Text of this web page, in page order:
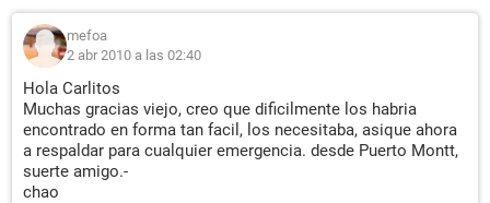
mefoa
2 abr 2010 a las 02:40
Hola Carlitos
Muchas gracias viejo, creo que dificilmente los habria
encontrado en forma tan facil, los necesitaba, asique ahora
a respaldar para cualquier emergencia. desde Puerto Montt,
suerte amigo.-
chao